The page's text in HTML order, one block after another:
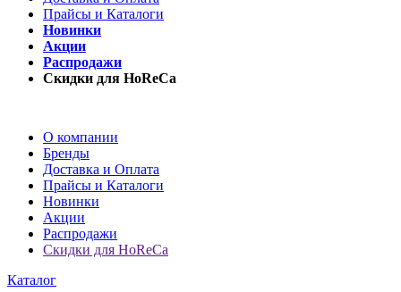
Прайсы и Каталоги
Новинки
Акции
Распродажи
Скидки для HoReCa
О компании
Бренды
Доставка и Оплата
Прайсы и Каталоги
Новинки
Акции
Распродажи
Скидки для HoReCa
Каталог